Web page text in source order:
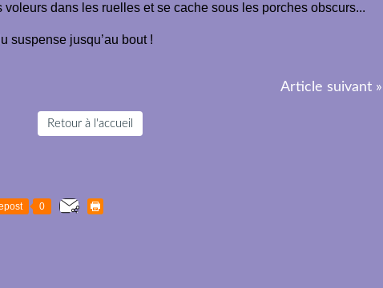
voleurs dans les ruelles et se cache sous les porches obscurs...
suspense jusqu’au bout !
Article suivant »
Retour à l'accueil
0